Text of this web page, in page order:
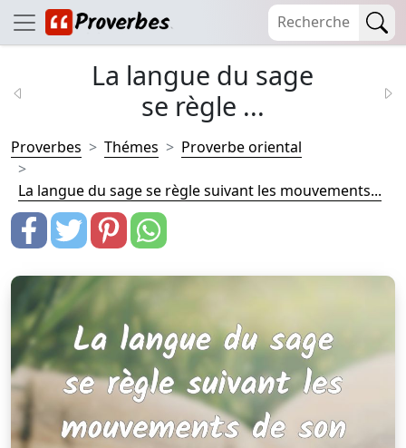
La langue du sage
se règle ...
Proverbes Thémes Proverbe oriental
La langue du sage se règle suivant les mouvements...